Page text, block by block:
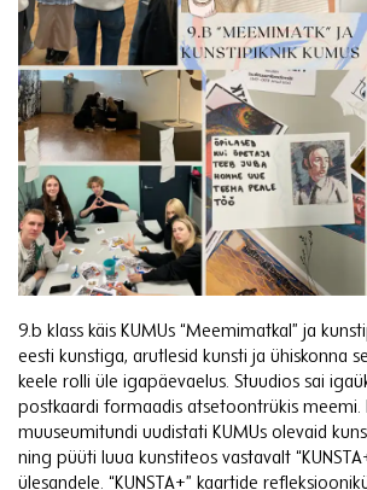
9.b klass käis KUMUs “Meemimatkal” ja
eesti kunstiga, arutlesid kunsti ja ühiskonna
keele rolli üle igapäevaelus. Stuudios sai
postkaardi formaadis atsetoontrükis meemi.
muuseumitundi uudistati KUMUs olevaid
ning püüti luua kunstiteos vastavalt
ülesandele. “KUNSTA+” kaartide